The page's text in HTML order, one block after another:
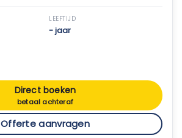
LEEFTIJD
- jaar
Direct boeken
betaal achteraf
Offerte aanvragen